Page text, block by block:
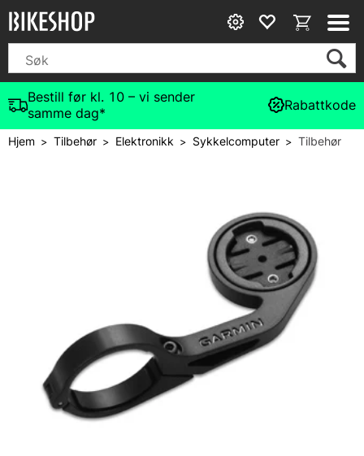
Bestill før kl. 10 – vi sender
samme dag*
Rabattkode
Hjem>Tilbehør> Elektronikk> Sykkelcomputer>Tilbehør